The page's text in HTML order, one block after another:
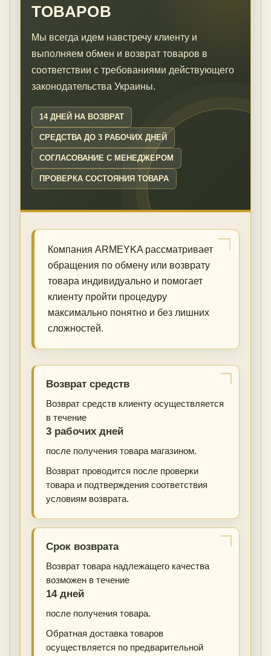
ТОВАРОВ
Мы всегда идем навстречу клиенту и
выполняем обмен и возврат товаров в
соответствии с требованиями действующего
законодательства Украины.
14 ДНЕЙ НА ВОЗВРАТ
СРЕДСТВА ДО 3 РАБОЧИХ ДНЕЙ
СОГЛАСОВАНИЕ С МЕНЕДЖЕРОМ
ПРОВЕРКА СОСТОЯНИЯ ТОВАРА
Компания ARMEYKA рассматривает
обращения по обмену или возврату
товара индивидуально и помогает
клиенту пройти процедуру
максимально понятно и без лишних
сложностей.
Возврат средств
Возврат средств клиенту осуществляется
в течение
3 рабочих дней
после получения товара магазином.
Возврат проводится после проверки
товара и подтверждения соответствия
условиям возврата.
Срок возврата
Возврат товара надлежащего качества
возможен в течение
14 дней
после получения товара.
Обратная доставка товаров
осуществляется по предварительной